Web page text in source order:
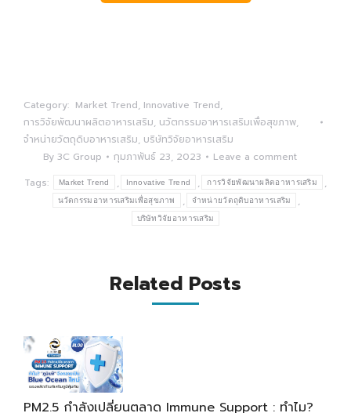
Category: Market Trend, Innovative Trend,
การวิจัยพัฒนาผลิตอาหารเสริม, นวัตกรรมอาหารเสริมเพื่อสุขภาพ,
จำหน่ายวัตถุดิบอาหารเสริม, บริษัทวิจัยอาหารเสริม
By 3C Group กุมภาพันธ์ 23, 2023
Leave a comment
Tags:
Market Trend Innovative Trend การวิจัยพัฒนาผลิตอาหารเสริม
นวัตกรรมอาหารเสริมเพื่อสุขภาพ จำหน่ายวัตถุดิบอาหารเสริม
บริษัทวิจัยอาหารเสริม
Related Posts
PM2.5 กำลังเปลี่ยนตลาด Immune Support : ทำไม?